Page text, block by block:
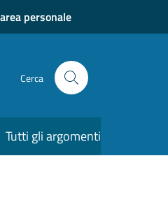
personale
Cerca
Tutti gli argomenti